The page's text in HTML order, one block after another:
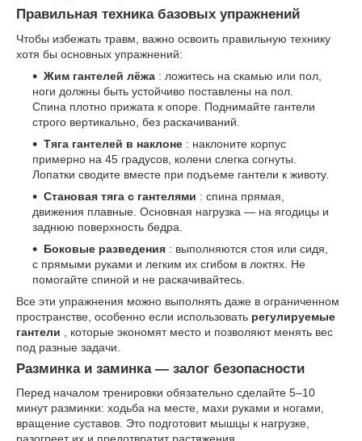
Правильная техника базовых упражнений
Чтобы избежать травм, важно освоить правильную технику
хотя бы основных упражнений:
Жим гантелей лёжа : ложитесь на скамью или пол,
ноги должны быть устойчиво поставлены на пол.
Спина плотно прижата к опоре. Поднимайте гантели
строго вертикально, без раскачиваний.
Тяга гантелей в наклоне : наклоните корпус
примерно на 45 градусов, колени слегка согнуты.
Лопатки сводите вместе при подъеме гантели к животу.
Становая тяга с гантелями : спина прямая,
движения плавные. Основная нагрузка — на ягодицы и
заднюю поверхность бедра.
Боковые разведения : выполняются стоя или сидя,
с прямыми руками и легким их сгибом в локтях. Не
помогайте спиной и не раскачивайтесь.
Все эти упражнения можно выполнять даже в ограниченном
пространстве, особенно если использовать регулируемые
гантели
, которые экономят место и позволяют менять вес
под разные задачи.
Разминка и заминка — залог безопасности
Перед началом тренировки обязательно сделайте 5–10
минут разминки: ходьба на месте, махи руками и ногами,
вращение суставов. Это подготовит мышцы к нагрузке,